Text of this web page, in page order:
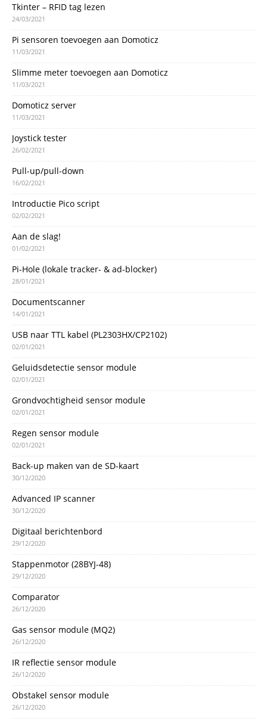
Tkinter – RFID tag lezen
24/03/2021
Pi sensoren toevoegen aan Domoticz
11/03/2021
Slimme meter toevoegen aan Domoticz
11/03/2021
Domoticz server
11/03/2021
Joystick tester
26/02/2021
Pull-up/pull-down
16/02/2021
Introductie Pico script
02/02/2021
Aan de slag!
01/02/2021
Pi-Hole (lokale tracker- & ad-blocker)
28/01/2021
Documentscanner
14/01/2021
USB naar TTL kabel (PL2303HX/CP2102)
02/01/2021
Geluidsdetectie sensor module
02/01/2021
Grondvochtigheid sensor module
02/01/2021
Regen sensor module
02/01/2021
Back-up maken van de SD-kaart
30/12/2020
Advanced IP scanner
30/12/2020
Digitaal berichtenbord
29/12/2020
Stappenmotor (28BYJ-48)
29/12/2020
Comparator
26/12/2020
Gas sensor module (MQ2)
26/12/2020
IR reflectie sensor module
26/12/2020
Obstakel sensor module
26/12/2020